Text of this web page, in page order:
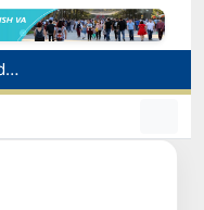
Oltoy Respublikasidan O‘zbekistonga 30 ming boshga yaqin qoramol yetkazib berildi
Mahalla bankiri: raqamlar ortidagi insonlar taqdiri